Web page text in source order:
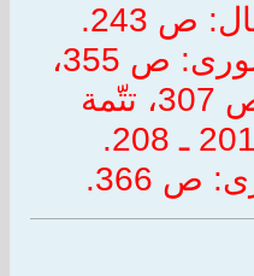
(6) و(7) ـ أعلام الورى: ص 355،
إرشاد المفيد: ص 307، تتّمة